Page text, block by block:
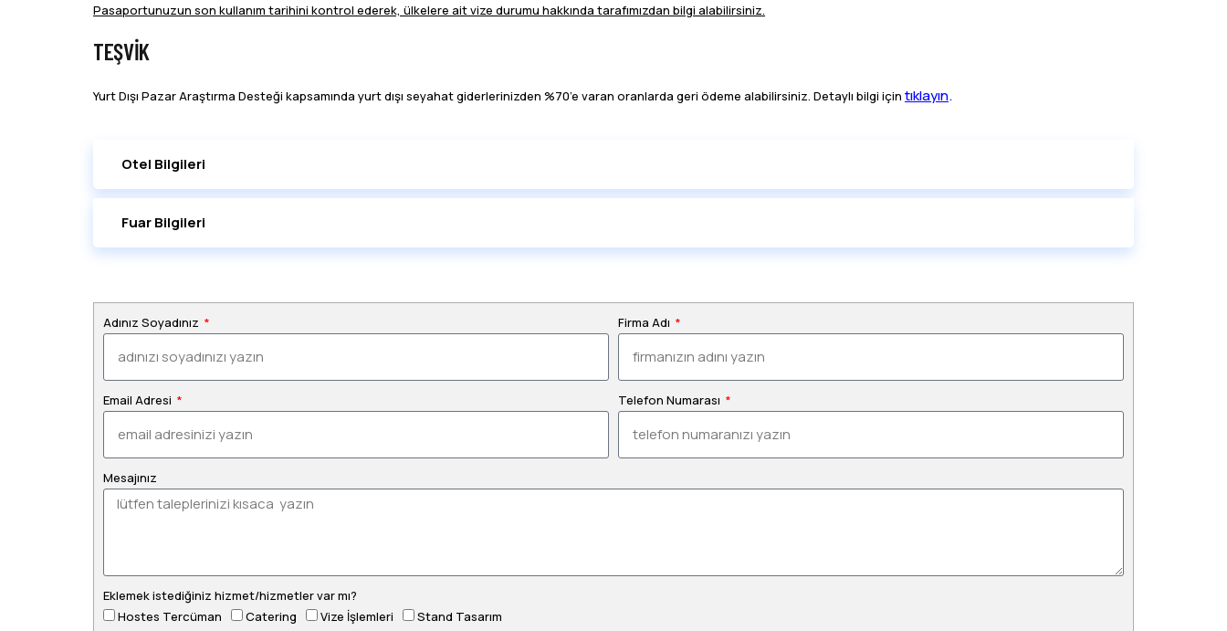
Pasaportunuzun son kullanım tarihini kontrol ederek, ülkelere ait vize durumu hakkında tarafımızdan bilgi alabilirsiniz.
TEŞVIK
Yurt Dışı Pazar Araştırma Desteği kapsamında yurt dışı seyahat giderlerinizden %70’e varan oranlarda geri ödeme alabilirsiniz. Detaylı bilgi için tıklayın.
Otel Bilgileri
Fuar Bilgileri
Adınız Soyadınız Firma Adı
Email Adresi Telefon Numarası
Mesajınız
Eklemek istediğiniz hizmet/hizmetler var mı?
Hostes Tercüman
Catering Vize İşlemleri Stand Tasarım